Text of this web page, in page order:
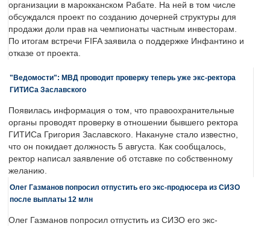
организации в марокканском Рабате. На ней в том числе
обсуждался проект по созданию дочерней структуры для
продажи доли прав на чемпионаты частным инвесторам.
По итогам встречи FIFA заявила о поддержке Инфантино и
отказе от проекта.
"Ведомости": МВД проводит проверку теперь уже экс-ректора
ГИТИСа Заславского
Появилась информация о том, что правоохранительные
органы проводят проверку в отношении бывшего ректора
ГИТИСа Григория Заславского. Накануне стало известно,
что он покидает должность 5 августа. Как сообщалось,
ректор написал заявление об отставке по собственному
желанию.
Олег Газманов попросил отпустить его экс-продюсера из СИЗО
после выплаты 12 млн
Олег Газманов попросил отпустить из СИЗО его экс-